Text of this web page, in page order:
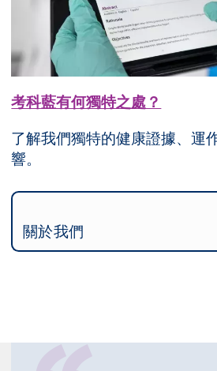
考科藍有何獨特之處？
了解我們獨特的健康證據、運
響。
關於我們